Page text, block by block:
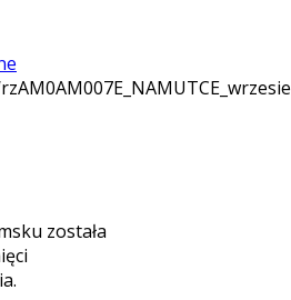
została